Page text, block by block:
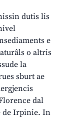
dutis lis
e
o altris
la
sburt ae
dal
de Irpinie. In